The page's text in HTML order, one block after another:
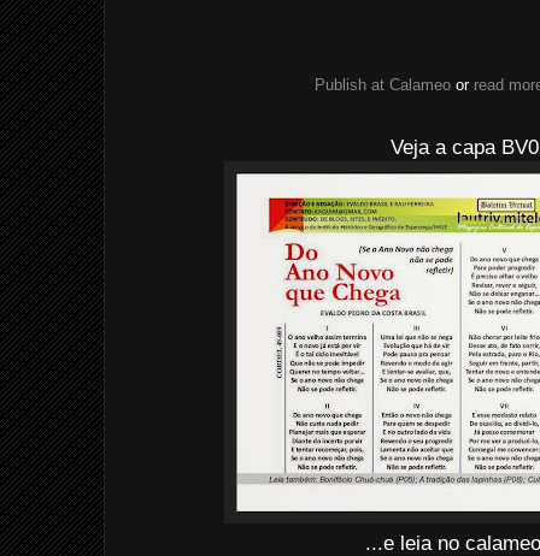
Publish at Calameo or read
Veja a capa
...e leia no